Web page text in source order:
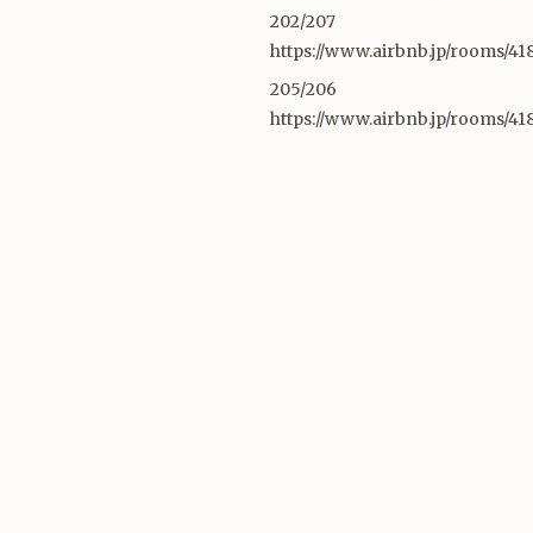
202/207
https://www.airbnb.jp/rooms/
205/206
https://www.airbnb.jp/rooms/